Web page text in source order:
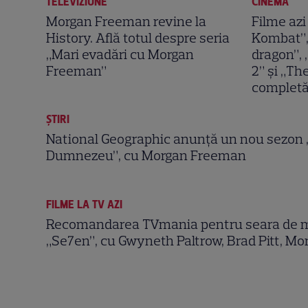
Morgan Freeman revine la
History. Află totul despre seria
„Mari evadări cu Morgan
Freeman”
Filme
dragon”,
2” și
ȘTIRI
National Geographic anunță un nou sezon
Dumnezeu”, cu Morgan Freeman
FILME LA TV AZI
Recomandarea TVmania pentru seara de
„Se7en”, cu Gwyneth Paltrow, Brad Pitt,